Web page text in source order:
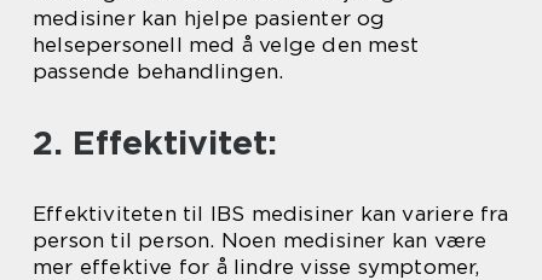
medisiner kan hjelpe pasienter og
helsepersonell med å velge den mest
passende behandlingen.
2. Effektivitet:
Effektiviteten til IBS medisiner kan variere fra
person til person. Noen medisiner kan være
mer effektive for å lindre visse symptomer,